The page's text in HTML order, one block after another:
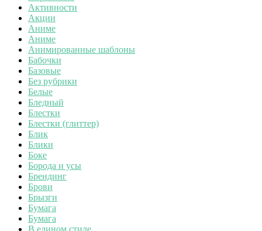
Активности
Акции
Аниме
Аниме
Анимированные шаблоны
Бабочки
Базовые
Без рубрики
Белые
Бледный
Блестки
Блестки (глиттер)
Блик
Блики
Боке
Борода и усы
Брендинг
Брови
Брызги
Бумага
Бумага
В едином стиле